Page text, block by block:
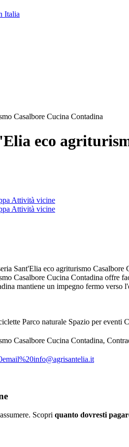
Italia
Casalbore Cucina Contadina
eco
Attività vicine
Attività vicine
Sant'Elia eco agriturismo
Casalbore Cucina Contadina offre
mantiene un impegno fermo
Parco naturale Spazio per eventi
Casalbore Cucina Contadina,
20info@agrisantelia.it
Scopri quanto dovresti